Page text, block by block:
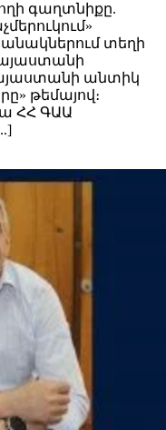
գաղտնիքը.
տեղի
անտիկ
թեմայով։
ՀՀ ԳԱԱ